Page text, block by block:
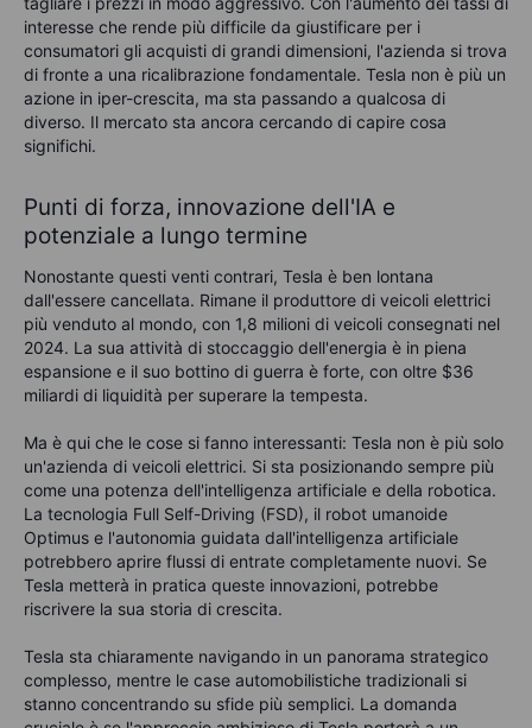
interesse che rende più difficile da giustificare per i
consumatori gli acquisti di grandi dimensioni, l'azienda si trova
di fronte a una ricalibrazione fondamentale. Tesla non è più un
azione in iper-crescita, ma sta passando a qualcosa di
diverso. Il mercato sta ancora cercando di capire cosa
significhi.
Punti di forza, innovazione dell'IA e
potenziale a lungo termine
Nonostante questi venti contrari, Tesla è ben lontana
dall'essere cancellata. Rimane il produttore di veicoli elettrici
più venduto al mondo, con 1,8 milioni di veicoli consegnati nel
2024. La sua attività di stoccaggio dell'energia è in piena
espansione e il suo bottino di guerra è forte, con oltre $36
miliardi di liquidità per superare la tempesta.
Ma è qui che le cose si fanno interessanti: Tesla non è più solo
un'azienda di veicoli elettrici. Si sta posizionando sempre più
come una potenza dell'intelligenza artificiale e della robotica.
La tecnologia Full Self-Driving (FSD), il robot umanoide
Optimus e l'autonomia guidata dall'intelligenza artificiale
potrebbero aprire flussi di entrate completamente nuovi. Se
Tesla metterà in pratica queste innovazioni, potrebbe
riscrivere la sua storia di crescita.
Tesla sta chiaramente navigando in un panorama strategico
complesso, mentre le case automobilistiche tradizionali si
stanno concentrando su sfide più semplici. La domanda